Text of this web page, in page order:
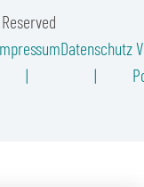
Datenschutz